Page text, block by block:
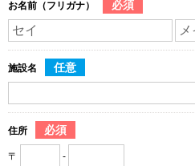
お名前（フリガナ） 必須
施設名 任意
住所 必須
〒 -